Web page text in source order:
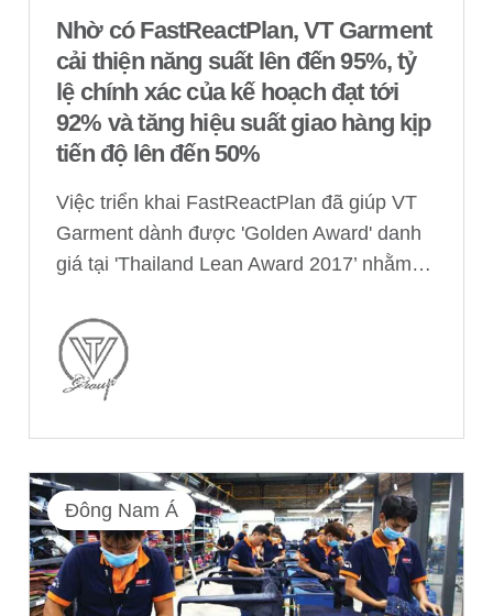
Nhờ có FastReactPlan, VT Garment
cải thiện năng suất lên đến 95%, tỷ
lệ chính xác của kế hoạch đạt tới
92% và tăng hiệu suất giao hàng kịp
tiến độ lên đến 50%
Việc triển khai FastReactPlan đã giúp VT
Garment dành được 'Golden Award' danh
giá tại 'Thailand Lean Award 2017’ nhằm…
Đông Nam Á